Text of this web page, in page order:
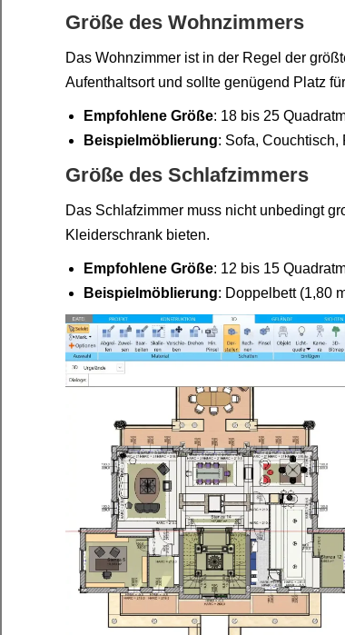
Größe des Wohnzimmers
Das Wohnzimmer ist in der Regel der
Aufenthaltsort und sollte genügend Platz
Empfohlene Größe: 18 bis 25
Beispielmöblierung: Sofa, Couchtisch,
Größe des Schlafzimmers
Das Schlafzimmer muss nicht unbedingt
Kleiderschrank bieten.
Empfohlene Größe: 12 bis 15
Beispielmöblierung: Doppelbett (1,80